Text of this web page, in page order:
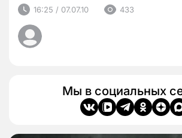
16:25 / 07.07.10 433
Мы в социальных